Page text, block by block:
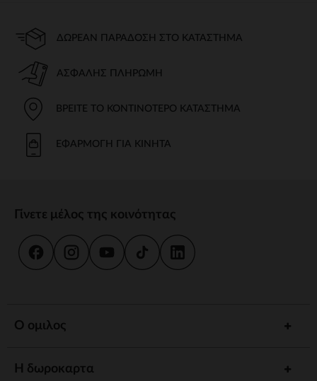
ΔΩΡΕΆΝ ΠΑΡΆΔΟΣΗ ΣΤΟ ΚΑΤΆΣΤΗΜΑ
ΑΣΦΑΛΉΣ ΠΛΗΡΩΜΉ
ΒΡΕΊΤΕ ΤΟ ΚΟΝΤΙΝΌΤΕΡΟ ΚΑΤΆΣΤΗΜΑ
ΕΦΑΡΜΟΓΉ ΓΙΑ ΚΙΝΗΤΆ
Γίνετε μέλος της κοινότητας
Ο ομιλος
Η δωροκαρτα